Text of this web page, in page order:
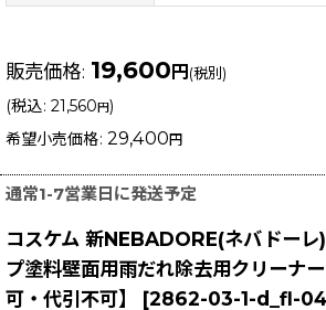
販売価格: 19,600 円 (税別)
(税込: 21,560 円)
希望小売価格: 29,400 円
通常1-7営業日に発送予定
コスケム 新NEBADORE(ネバドー
プ塗料壁面用雨だれ除去用クリーナ
可・代引不可】
[2862-03-1-d_fl-